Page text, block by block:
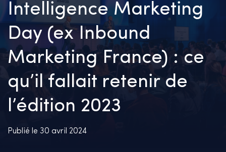
Intelligence Marketing
Day (ex Inbound
Marketing France) : ce
qu’il fallait retenir de
l’édition 2023
Publié le 30 avril 2024